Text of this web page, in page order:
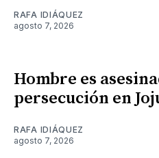
RAFA IDIÁQUEZ
agosto 7, 2026
Hombre es
persecución en
RAFA IDIÁQUEZ
agosto 7, 2026